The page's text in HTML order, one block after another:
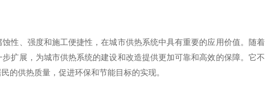
、强度和施工便捷性，在城市供热系统中具有重要的应用价值。随着
扩展，为城市供热系统的建设和改造提供更加可靠和高效的保障。它不
的供热质量，促进环保和节能目标的实现。